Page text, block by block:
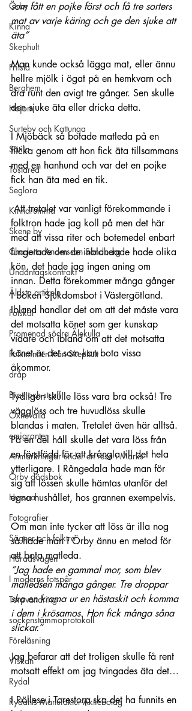
Örby
Kinna
Skephult
Fritsla
Berghem
Hajom
Surteby och Kattunga
Sätila
Tostared
Seglora
Kinnarumma
Skene by
Charlotta Andersson Sandberg
Undantagskontrakt
Äldsta artikeln
Fotskäl
Promenad södra Älekulla
Folkminnen från Skephult
dråp
Brott och straff
Öxnevalla
emigranter
Anmärkningar under en resa i Marks
Örby dödsbok
Hyssna
Fotografier
Sägner och folktro
Häradsvägen
I moderns fotspår
Torpvandring
sockenstämmoprotokoll
Föreläsning
Viskan
Rydal
Rydahls Manufaktur-Aktiebolag
som fått en pojke först och få tre sorters
mat av varje käring och ge den sjuke att
äta”
Man kunde också lägga mat, eller ännu
hellre mjölk i ögat på en hemkvarn och
dra runt den avigt tre gånger. Sen skulle
den sjuke äta eller dricka detta.
I Mjöbäck så botade matleda på en
flicka genom att hon fick äta tillsammans
med en hanhund och var det en pojke
fick han äta med en tik.
Att tretalet var vanligt förekommande i
folktron hade jag koll på men det här
med att vissa riter och botemedel enbart
fungerade om de inblandade hade olika
kön, det hade jag ingen aning om
innan. Detta förekommer många gånger
i boken Sjukdomsbot i Västergötland.
Ibland handlar det om att det måste vara
det motsatta könet som ger kunskap
vidare och ibland om att det motsatta
könet är det som kan bota vissa
åkommor.
Tydligen skulle löss vara bra också! Tre
vägglöss och tre huvudlöss skulle
blandas i maten. Tretalet även här alltså.
På en del håll skulle det vara löss från
en förstfödd för att krångla till det hela
ytterligare. I Rångedala hade man för
sig att lössen skulle hämtas utanför det
egna hushållet, hos grannen exempelvis.
Om man inte tycker att löss är illa nog
så hade man i Örby ännu en metod för
att bota matleda.
”Jag hade en gammal mor, som blev
matledsen många gånger. Tre droppar
ska en krama ur en hästaskit och komma
i dem i krösamos. Hon fick många såna
slickar.”
Jag befarar att det troligen skulle få rent
motsatt effekt om jag tvingades äta det…
I Röllese i Torestorp ska det ha funnits en